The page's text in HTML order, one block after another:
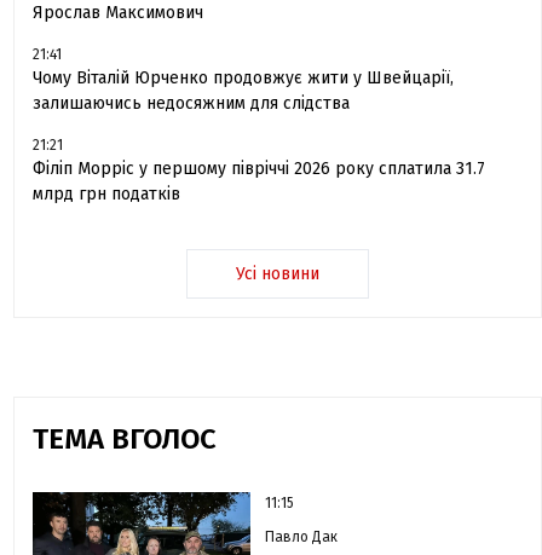
Ярослав Максимович
21:41
Чому Віталій Юрченко продовжує жити у Швейцарії,
залишаючись недосяжним для слідства
21:21
Філіп Морріс у першому півріччі 2026 року сплатила 31.7
млрд грн податків
Усі новини
ТЕМА ВГОЛОС
11:15
Павло Дак